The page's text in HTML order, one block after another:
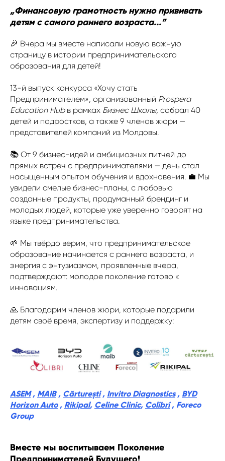
„Финансовую грамотность нужно прививать
детям с самого раннего возраста...”
🎉 Вчера мы вместе написали новую важную
страницу в истории предпринимательского
образования для детей!
13-й выпуск конкурса «Хочу стать
Предпринимателем», организованный Prospera
Education Hubв рамках Бизнес Школы, собрал 40
детей и подростков, а также 9 членов жюри —
представителей компаний из Молдовы.
📚 От 9 бизнес-идей и амбициозных питчей до
прямых встреч с предпринимателями — день стал
насыщенным опытом обучения и вдохновения. 💼 Мы
увидели смелые бизнес-планы, с любовью
созданные продукты, продуманный брендинг и
молодых людей, которые уже уверенно говорят на
языке предпринимательства.
🌱 Мы твёрдо верим, что предпринимательское
образование начинается с раннего возраста, и
энергия с энтузиазмом, проявленные вчера,
подтверждают: молодое поколение готово к
инновациям.
🙏 Благодарим членов жюри, которые подарили
детям своё время, экспертизу и поддержку:
ASEM, MAIB, Cărturești, Invitro Diagnostics, BYD
Horizon Auto, Rikipal, Celine Clinic, Colibri, Foreco
Group
Вместе мы воспитываем Поколение